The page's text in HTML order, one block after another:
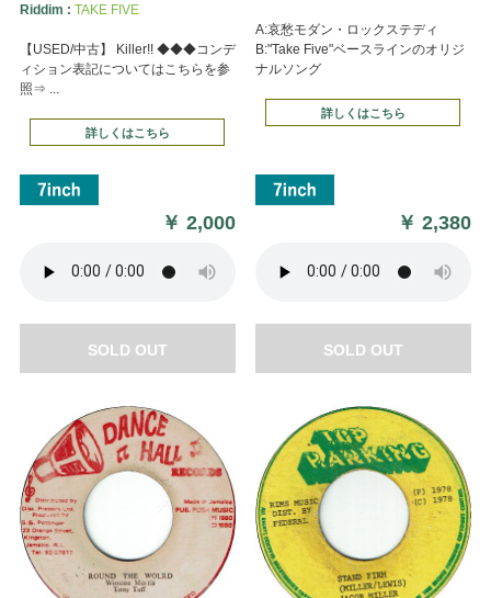
Riddim : TAKE FIVE
【USED/中古】 Killer!! ◆◆◆コンデ
ィション表記についてはこちらを参
照⇒ ...
詳しくはこちら
￥2,000
SOLD OUT
A:哀愁モダン・ロックステディ
B:"Take Five"ベースラインのオリジ
ナルソング
詳しくはこちら
￥2,380
SOLD OUT